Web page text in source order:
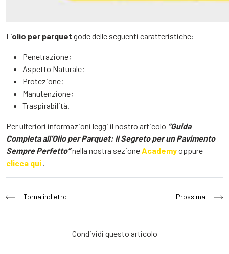
L’olio per parquet gode delle seguenti caratteristiche:
Penetrazione;
Aspetto Naturale;
Protezione;
Manutenzione;
Traspirabilità.
Per ulteriori informazioni leggi il nostro articolo “Guida
Completa all’Olio per Parquet: Il Segreto per un Pavimento
Sempre Perfetto”nella nostra sezione Academyoppure
clicca qui
Navigazione
articoli
Torna indietro Prossima
Condividi questo articolo